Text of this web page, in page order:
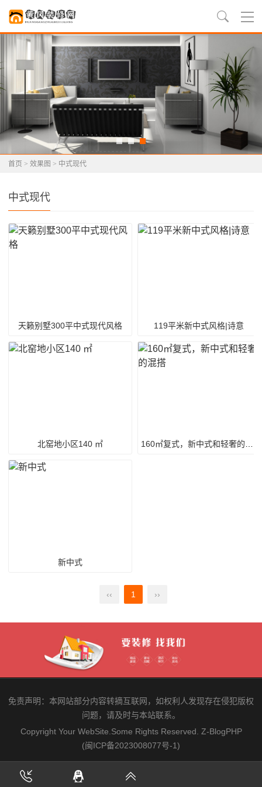
首页 > 效果图 > 中式现代
中式现代
天籁别墅300平中式现代风格 119平米新中式风格|诗意
北窑地小区140 ㎡ 160㎡复式，新中式和轻奢的混搭
新中式
‹‹ 1 ››
免责声明：本网站部分内容转摘互联网，如权利人发现存在侵犯版权
问题，请及时与本站联系。
Copyright Your WebSite.Some Rights Reserved. Z-BlogPHP
(闽ICP备2023008077号-1)